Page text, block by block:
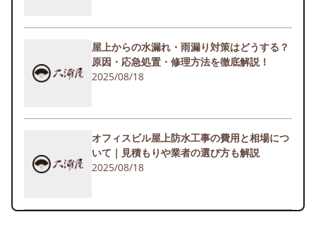
屋上からの水漏れ・雨漏り対策はどうする？
原因・応急処置・修理方法を徹底解説！
2025/08/18
オフィスビル屋上防水工事の費用と相場につ
いて｜見積もりや業者の選び方も解説
2025/08/18